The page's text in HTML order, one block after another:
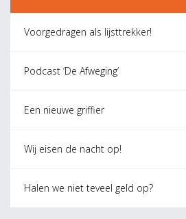
Voorgedragen als lijsttrekker!
Podcast ‘De Afweging’
Een nieuwe griffier
Wij eisen de nacht op!
Halen we niet teveel geld op?